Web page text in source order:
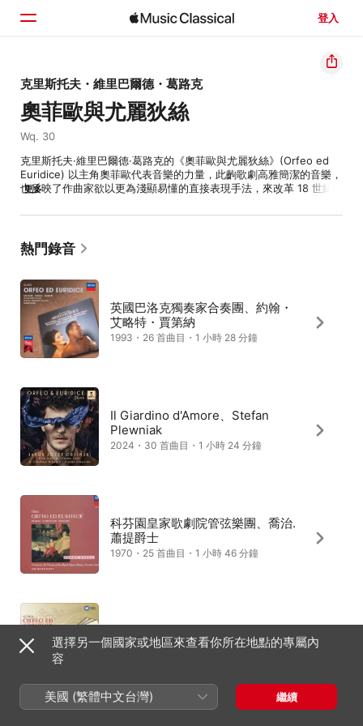
登入
首頁
瀏覽
克里斯托夫・維里巴爾德・葛路克
奧菲歐與尤麗狄絲
Wq. 30
克里斯托夫·維里巴爾德·葛路克的《奧菲歐與尤麗狄絲》(Orfeo ed
Euridice) 以主角奧菲歐代表音樂的力量，此齣歌劇高雅簡潔的音樂，
也反映了作曲家欲以更為淺顯易懂的直接表現手法，來改革 18 世紀
維也納，在以希臘神話為題材的故事中，奧菲歐的美妙歌聲打動了神
不能回頭看她，在最後一刻他卻忍不住回頭了，而尤麗狄絲再度死
去。悲痛不已的奧菲歐欲尋死之際，眾神感念他的深情與悲痛，最終
年此劇於巴黎表演時改為由高男高音演唱，現今則由次女高音反串或
假聲男高音演出。第三幕奧菲歐的詠嘆調〈Che farò senza
Euridice〉是輓歌中的經典之作、其與第一幕的詠嘆調〈Chiamo il
mio ben così〉和第二幕的小詠嘆調〈Che poro ciel〉都是衡量歌手
技藝的試金石。
更多
熱門錄音
英國巴洛克獨奏家合奏團、約翰・
艾略特・賈第納
1993・26 首曲目・1 小時 28 分鐘
Il Giardino d'Amore、Stefan
Plewniak
2024・30 首曲目・1 小時 24 分鐘
科芬園皇家歌劇院管弦樂團、喬治.
蕭提爵士
1970・25 首曲目・1 小時 46 分鐘
愛樂管弦樂團、里卡多・慕提
選擇另一個國家或地區來查看你所在地點的專屬內
容
美國 (繁體中文台灣) 繼續